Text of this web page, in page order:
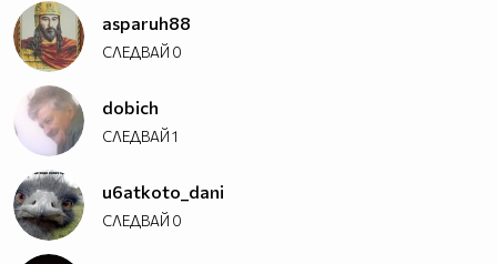
asparuh88
СЛЕДВАЙ 0
dobich
СЛЕДВАЙ1
u6atkoto_dani
СЛЕДВАЙ 0